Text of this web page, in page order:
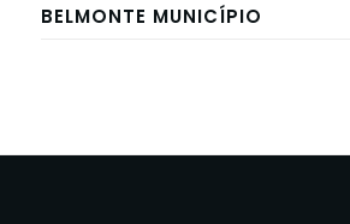
BELMONTE MUNICÍPIO